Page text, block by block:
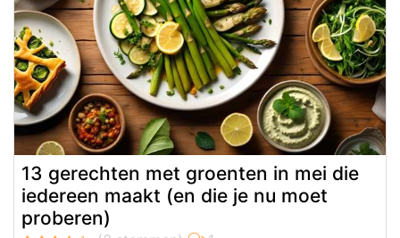
13 gerechten met groenten in mei die
iedereen maakt (en die je nu moet
proberen)